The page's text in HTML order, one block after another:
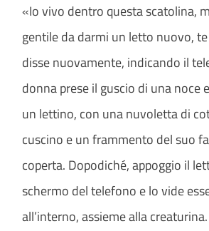
«Io vivo dentro questa scatolina,
gentile da darmi un letto nuovo,
disse nuovamente, indicando il
donna prese il guscio di una noce
un lettino, con una nuvoletta di
cuscino e un frammento del suo
coperta. Dopodiché, appoggio il
schermo del telefono e lo vide
all’interno, assieme alla